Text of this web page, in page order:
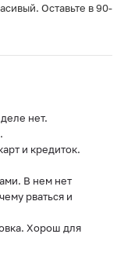
Оставьте в 90-
нет.
и кредиток.
В нем нет
рваться и
Хорош для